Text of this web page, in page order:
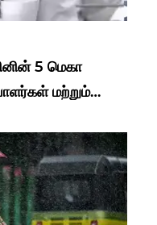
5 மெகா
மற்றும்